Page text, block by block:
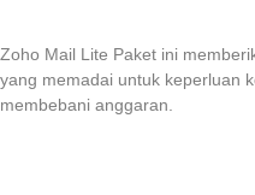
Zoho Mail Lite Paket ini
yang memadai untuk keperluan
membebani anggaran.